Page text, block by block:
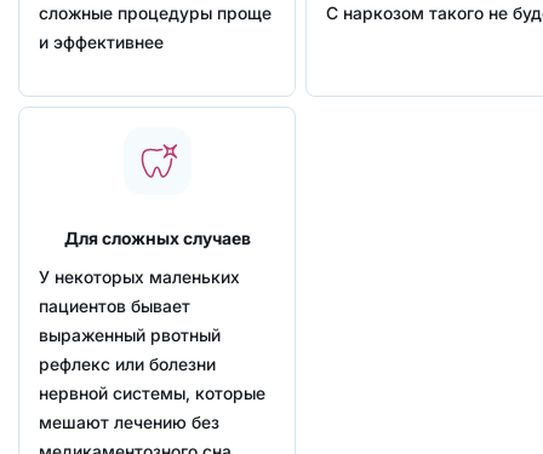
сложные процедуры проще
и эффективнее
С наркозом такого не
Для сложных случаев
У некоторых маленьких
пациентов бывает
выраженный рвотный
рефлекс или болезни
нервной системы, которые
мешают лечению без